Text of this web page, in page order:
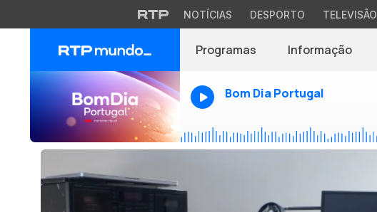
NOTÍCIAS DESPORTO TELEVISÃO
Programas Informação
Bom Dia Portugal